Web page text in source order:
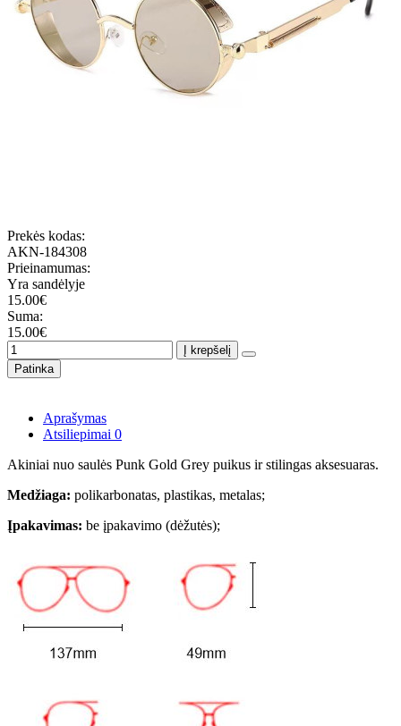
Prekės kodas:
AKN-184308
Prieinamumas:
Yra sandėlyje
15.00€
Suma:
15.00€
Į krepšelį
Patinka
Aprašymas
Atsiliepimai 0
Akiniai nuo saulės Punk Gold Grey puikus ir stilingas aksesuaras.
Medžiaga: polikarbonatas, plastikas, metalas;
Įpakavimas: be įpakavimo (dėžutės);